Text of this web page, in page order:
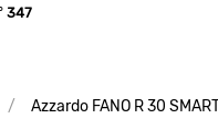
347
Azzardo FANO R 30